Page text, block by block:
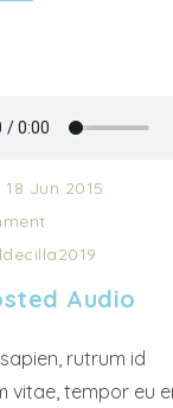
Jun 2015
Audio
rutrum id
vitae, tempor eu